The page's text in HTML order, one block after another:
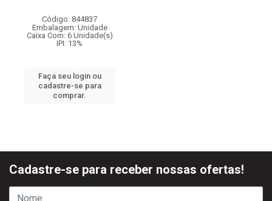
Código: 844837
Embalagem: Unidade
Caixa Com: 6 Unidade(s)
IPI: 13%
Faça seu login ou
cadastre-se para
comprar.
Cadastre-se para receber nossas ofertas!